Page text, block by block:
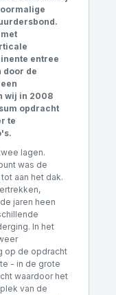
entree
door de
wij in 2008
opdracht
te
lagen.
was de
aan het dak.
jaren heen
In het
op de opdracht
- in de grote
waardoor het
van de